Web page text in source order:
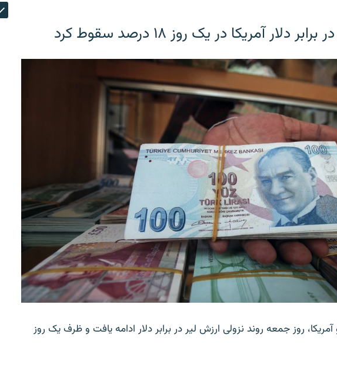
آمریکا در یک روز ۱۸ درصد سقوط کرد
روز جمعه روند نزولی ارزش لیر در برابر دلار ادامه یافت و ظرف یک روز